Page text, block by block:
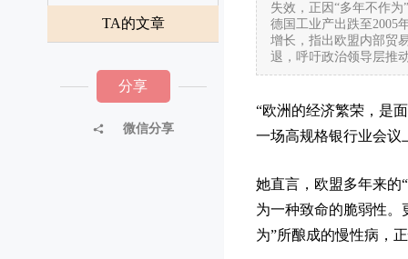
TA的文章
分享
微信分享
失效，正因“多年不作
德国工业产出跌至2005
增长，指出欧盟内部贸
退，呼吁政治领导层推
“欧洲的经济繁荣，是
一场高规格银行业会议
她直言，欧盟多年来的
为一种致命的脆弱性。
为”所酿成的慢性病，